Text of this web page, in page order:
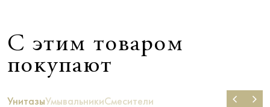
С этим товаром
покупают
УнитазыУмывальникиСмесители